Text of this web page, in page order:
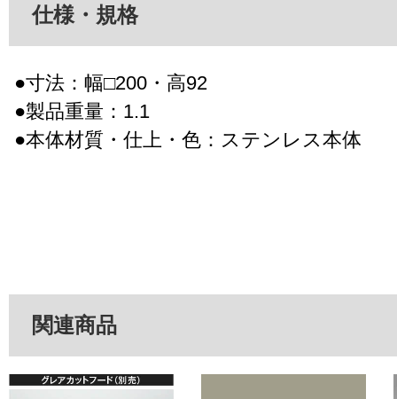
仕様・規格
●寸法：幅□200・高92
●製品重量：1.1
●本体材質・仕上・色：ステンレス本体
関連商品